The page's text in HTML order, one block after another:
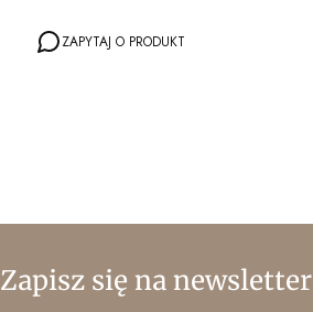
ZAPYTAJ O PRODUKT
Zapisz się na newsletter